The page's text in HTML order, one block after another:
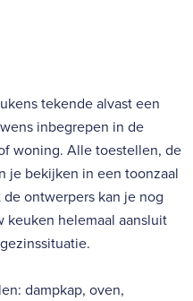
tekende alvast een
inbegrepen in de
woning. Alle toestellen, de
je bekijken in een toonzaal
ontwerpers kan je nog
keuken helemaal aansluit
dampkap, oven,